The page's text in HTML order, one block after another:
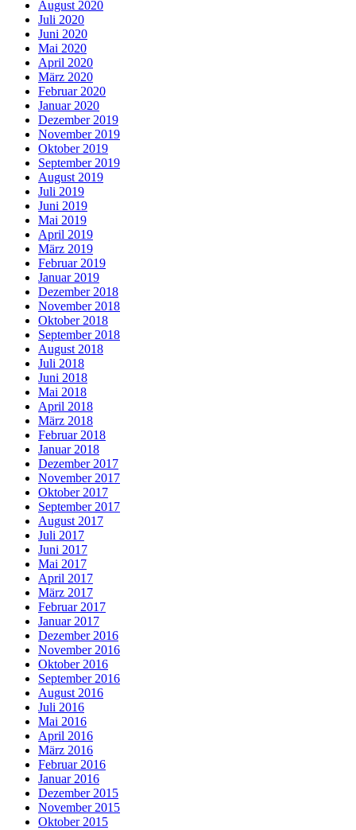
August 2020
Juli 2020
Juni 2020
Mai 2020
April 2020
März 2020
Februar 2020
Januar 2020
Dezember 2019
November 2019
Oktober 2019
September 2019
August 2019
Juli 2019
Juni 2019
Mai 2019
April 2019
März 2019
Februar 2019
Januar 2019
Dezember 2018
November 2018
Oktober 2018
September 2018
August 2018
Juli 2018
Juni 2018
Mai 2018
April 2018
März 2018
Februar 2018
Januar 2018
Dezember 2017
November 2017
Oktober 2017
September 2017
August 2017
Juli 2017
Juni 2017
Mai 2017
April 2017
März 2017
Februar 2017
Januar 2017
Dezember 2016
November 2016
Oktober 2016
September 2016
August 2016
Juli 2016
Mai 2016
April 2016
März 2016
Februar 2016
Januar 2016
Dezember 2015
November 2015
Oktober 2015